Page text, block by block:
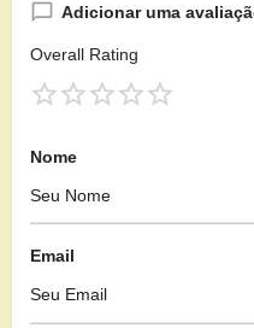
Adicionar uma
Overall Rating
Nome
Email